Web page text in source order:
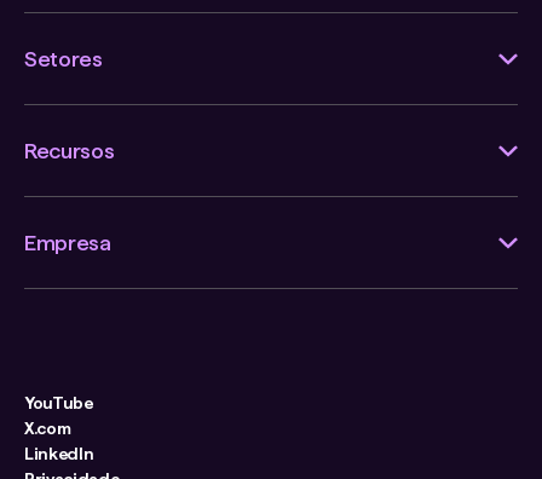
Setores
Recursos
Empresa
YouTube
X.com
LinkedIn